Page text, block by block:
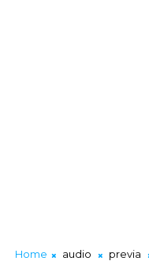
Home audio previa